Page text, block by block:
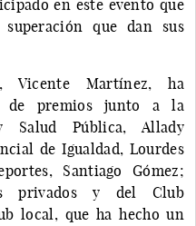
en este evento que
que dan sus
Vicente Martínez, ha
de premios junto a la
Salud Pública, Allady
de Igualdad, Lourdes
Santiago Gómez;
privados y del Club
local, que ha hecho un